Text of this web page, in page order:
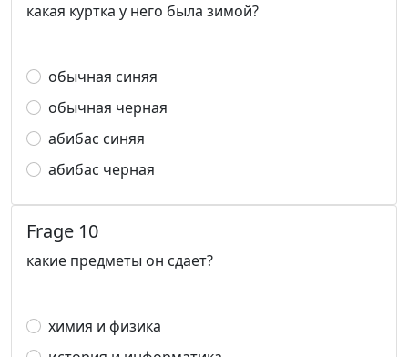
какая куртка у него была зимой?
обычная синяя
обычная черная
абибас синяя
абибас черная
Frage 10
какие предметы он сдает?
химия и физика